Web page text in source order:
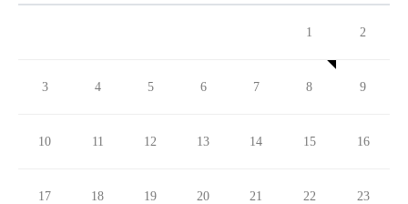
1 2
3 4 5 6 7 8 9
10 11 12 13 14 15 16
17 18 19 20 21 22 23